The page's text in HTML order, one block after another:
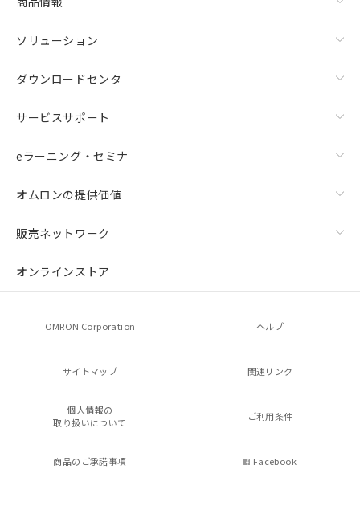
ソリューション
ダウンロードセンタ
サービスサポート
eラーニング・セミナ
オムロンの提供価値
販売ネットワーク
オンラインストア
OMRON Corporation ヘルプ
サイトマップ 関連リンク
個人情報の
取り扱いについて
ご利用条件
商品のご承諾事項 Facebook